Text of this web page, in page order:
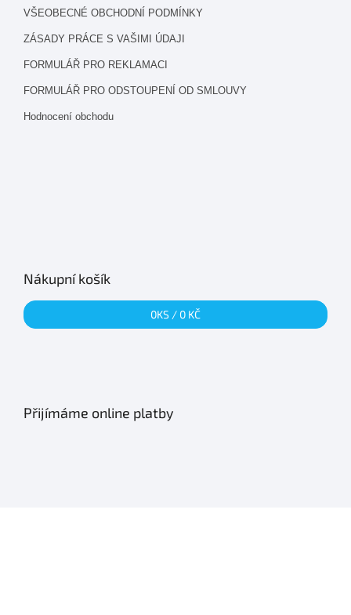
VŠEOBECNÉ OBCHODNÍ PODMÍNKY
ZÁSADY PRÁCE S VAŠIMI ÚDAJI
FORMULÁŘ PRO REKLAMACI
FORMULÁŘ PRO ODSTOUPENÍ OD SMLOUVY
Hodnocení obchodu
Nákupní košík
0KS / 0 KČ
Přijímáme online platby